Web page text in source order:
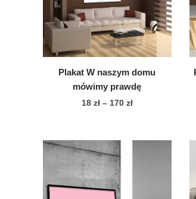
Plakat W naszym domu
mówimy prawdę
18 zł – 170 złZakres
18 zł
produkt
ma
wiele
wariantów.